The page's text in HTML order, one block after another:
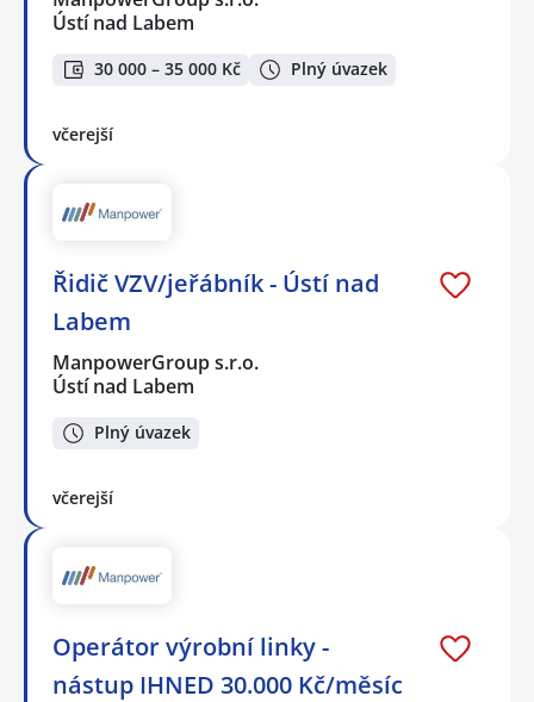
Ústí nad Labem
30 000 – 35 000 Kč Plný úvazek
včerejší
Řidič VZV/jeřábník - Ústí nad
Labem
ManpowerGroup s.r.o.
Ústí nad Labem
Plný úvazek
včerejší
Operátor výrobní linky -
nástup IHNED 30.000 Kč/měsíc